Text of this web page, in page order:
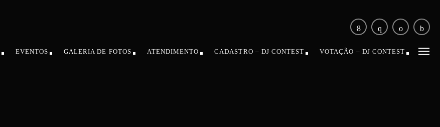
EVENTOS GALERIA DE FOTOS ATENDIMENTO CADASTRO – DJ CONTEST VOTAÇÃO – DJ CONTEST